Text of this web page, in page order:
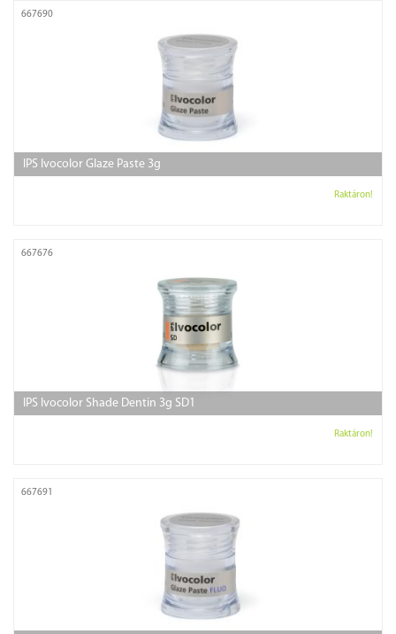
667690
IPS Ivocolor Glaze Paste 3g
Raktáron!
667676
IPS Ivocolor Shade Dentin 3g SD1
Raktáron!
667691